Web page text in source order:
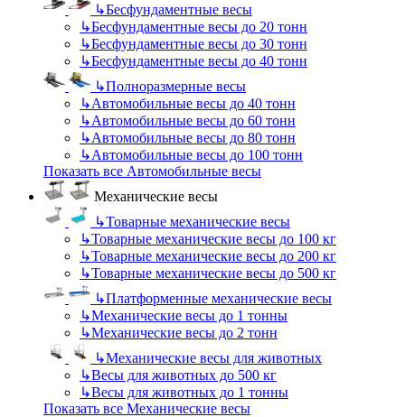
↳Бесфундаментные весы
↳Бесфундаментные весы до 20 тонн
↳Бесфундаментные весы до 30 тонн
↳Бесфундаментные весы до 40 тонн
↳Полноразмерные весы
↳Автомобильные весы до 40 тонн
↳Автомобильные весы до 60 тонн
↳Автомобильные весы до 80 тонн
↳Автомобильные весы до 100 тонн
Показать все Автомобильные весы
Механические весы
↳Товарные механические весы
↳Товарные механические весы до 100 кг
↳Товарные механические весы до 200 кг
↳Товарные механические весы до 500 кг
↳Платформенные механические весы
↳Механические весы до 1 тонны
↳Механические весы до 2 тонн
↳Механические весы для животных
↳Весы для животных до 500 кг
↳Весы для животных до 1 тонны
Показать все Механические весы